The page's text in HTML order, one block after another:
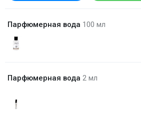
Парфюмерная вода 100 мл
Парфюмерная вода 2 мл